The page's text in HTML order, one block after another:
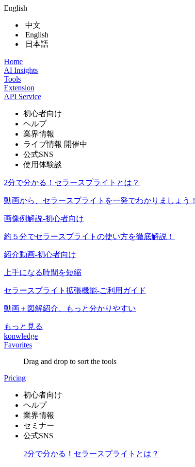
English
中文
English
日本語
Home
AI Insights
Tools
Extension
API Service
初心者向け
ヘルプ
業界情報
ライブ情報 開催中
公式SNS
使用体験談
2分で分かる！セラースプライトとは？
動画から、セラースプライトを一発でわかりましょう！
画像例解説-初心者向け
約５分でセラースプライトの使い方を徹底解説！
紹介動画-初心者向け
上手になる時間を短縮
セラースプライト拡張機能-ご利用ガイド
動画＋図解紹介、もっと分かりやすい
もっと見る
konwledge
Favorites
Drag and drop to sort the tools
Pricing
初心者向け
ヘルプ
業界情報
セミナー
公式SNS
2分で分かる！セラースプライトとは？